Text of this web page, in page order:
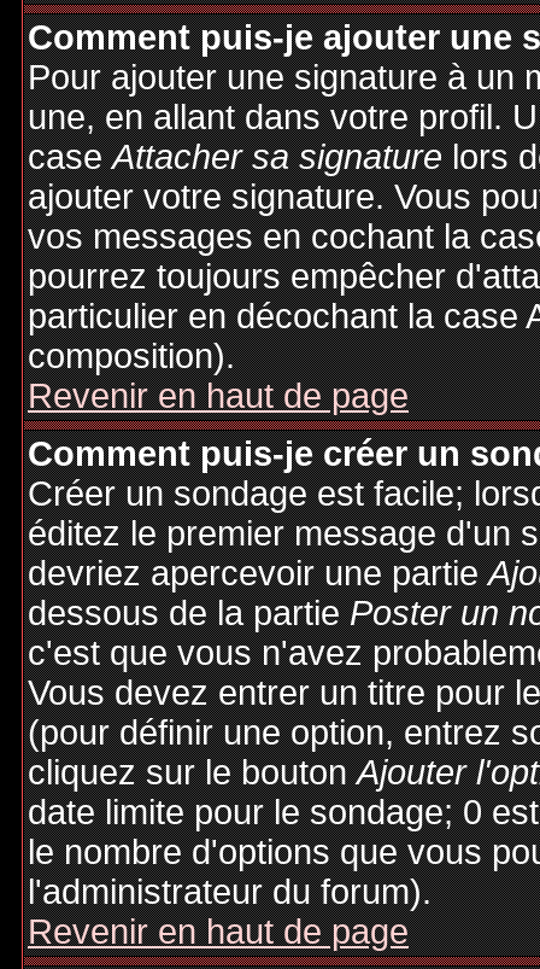
Comment puis-je ajouter une
Pour ajouter une signature à un
une, en allant dans votre profil.
caseAttacher sa signaturelors
ajouter votre signature. Vous
vos messages en cochant la
pourrez toujours empêcher
particulier en décochant la case
composition).
Revenir en haut de page
Comment puis-je créer un
Créer un sondage est facile;
éditez le premier message d'un
devriez apercevoir une partie
dessous de la partiePoster un
c'est que vous n'avez
Vous devez entrer un titre pour
(pour définir une option, entrez
cliquez sur le boutonAjouter
date limite pour le sondage; 0
le nombre d'options que vous
l'administrateur du forum).
Revenir en haut de page